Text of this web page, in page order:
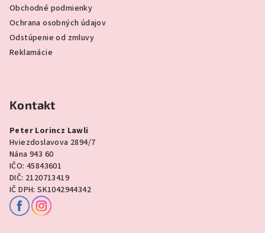
Obchodné podmienky
Ochrana osobných údajov
Odstúpenie od zmluvy
Reklamácie
Kontakt
Peter Lorincz Lawli
Hviezdoslavova 2894/7
Nána 943 60
IČO: 45843601
DIČ: 2120713419
IČ DPH: SK1042944342